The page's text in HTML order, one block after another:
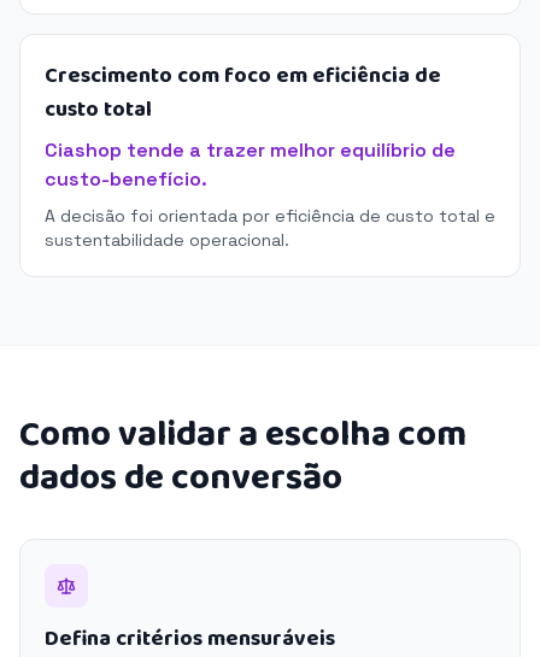
Crescimento com foco em eficiência de
custo total
Ciashop tende a trazer melhor equilíbrio de
custo-benefício.
A decisão foi orientada por eficiência de custo total e
sustentabilidade operacional.
Como validar a escolha com
dados de conversão
Defina critérios mensuráveis